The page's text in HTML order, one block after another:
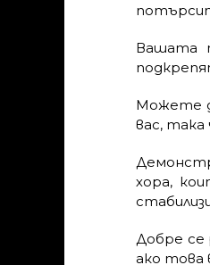
Вашата
Можете
вас,
хора,
Добре се
ако това